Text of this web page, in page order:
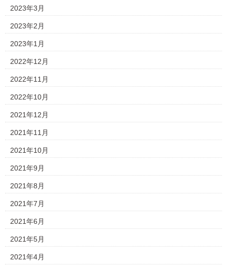
2023年3月
2023年2月
2023年1月
2022年12月
2022年11月
2022年10月
2021年12月
2021年11月
2021年10月
2021年9月
2021年8月
2021年7月
2021年6月
2021年5月
2021年4月